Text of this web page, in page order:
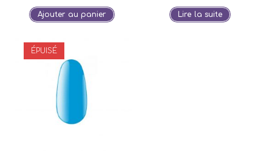
Ajouter au panier Lire la suite
ÉPUISÉ